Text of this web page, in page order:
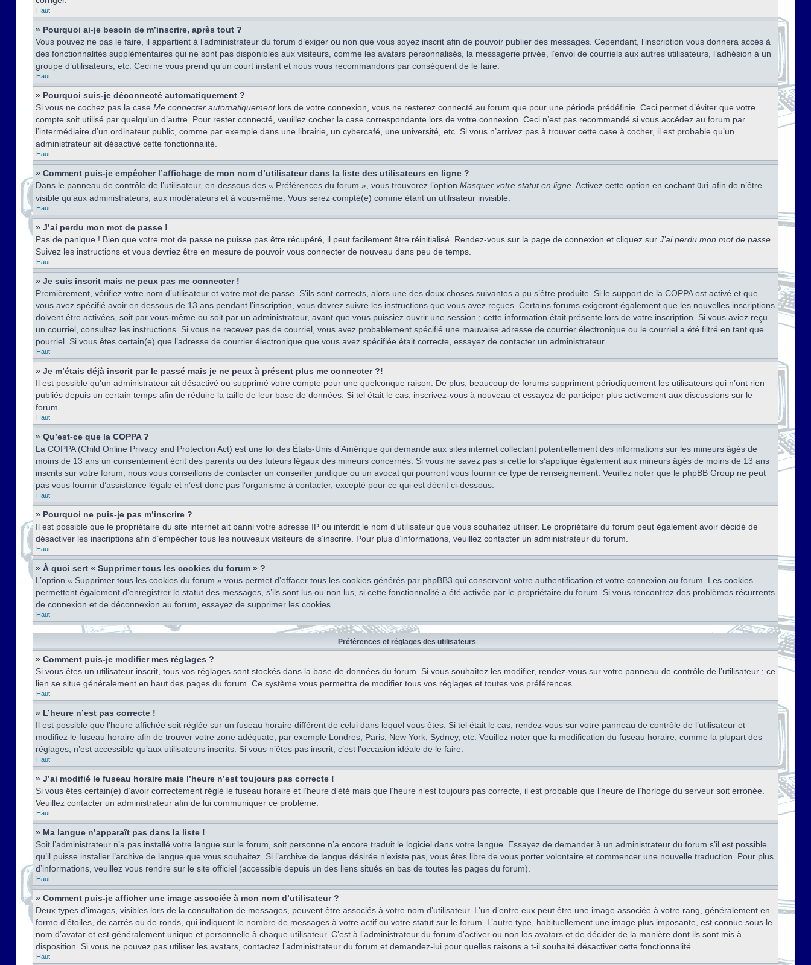
Haut
» Pourquoi ai-je besoin de m’inscrire, après tout ?
Vous pouvez ne pas le faire, il appartient à l’administrateur du forum d’exiger ou non que vous soyez inscrit afin de pouvoir publier des messages. Cependant, l’inscription vous donnera accès à
des fonctionnalités supplémentaires qui ne sont pas disponibles aux visiteurs, comme les avatars personnalisés, la messagerie privée, l’envoi de courriels aux autres utilisateurs, l’adhésion à un
groupe d’utilisateurs, etc. Ceci ne vous prend qu’un court instant et nous vous recommandons par conséquent de le faire.
Haut
» Pourquoi suis-je déconnecté automatiquement ?
Si vous ne cochez pas la case Me connecter automatiquementlors de votre connexion, vous ne resterez connecté au forum que pour une période prédéfinie. Ceci permet d’éviter que votre
compte soit utilisé par quelqu’un d’autre. Pour rester connecté, veuillez cocher la case correspondante lors de votre connexion. Ceci n’est pas recommandé si vous accédez au forum par
l’intermédiaire d’un ordinateur public, comme par exemple dans une librairie, un cybercafé, une université, etc. Si vous n’arrivez pas à trouver cette case à cocher, il est probable qu’un
administrateur ait désactivé cette fonctionnalité.
Haut
» Comment puis-je empêcher l’affichage de mon nom d’utilisateur dans la liste des utilisateurs en ligne ?
Dans le panneau de contrôle de l’utilisateur, en-dessous des « Préférences du forum », vous trouverez l’option Masquer votre statut en ligne . Activez cette option en cochant Oui afin de n’être
visible qu’aux administrateurs, aux modérateurs et à vous-même. Vous serez compté(e) comme étant un utilisateur invisible.
Haut
» J’ai perdu mon mot de passe !
Pas de panique ! Bien que votre mot de passe ne puisse pas être récupéré, il peut facilement être réinitialisé. Rendez-vous sur la page de connexion et cliquez sur J’ai perdu mon mot de passe
Suivez les instructions et vous devriez être en mesure de pouvoir vous connecter de nouveau dans peu de temps.
Haut
» Je suis inscrit mais ne peux pas me connecter !
Premièrement, vérifiez votre nom d’utilisateur et votre mot de passe. S’ils sont corrects, alors une des deux choses suivantes a pu s’être produite. Si le support de la COPPA est activé et que
vous avez spécifié avoir en dessous de 13 ans pendant l’inscription, vous devrez suivre les instructions que vous avez reçues. Certains forums exigeront également que les nouvelles inscriptions
doivent être activées, soit par vous-même ou soit par un administrateur, avant que vous puissiez ouvrir une session ; cette information était présente lors de votre inscription. Si vous aviez reçu
un courriel, consultez les instructions. Si vous ne recevez pas de courriel, vous avez probablement spécifié une mauvaise adresse de courrier électronique ou le courriel a été filtré en tant que
pourriel. Si vous êtes certain(e) que l’adresse de courrier électronique que vous avez spécifiée était correcte, essayez de contacter un administrateur.
Haut
» Je m’étais déjà inscrit par le passé mais je ne peux à présent plus me connecter ?!
Il est possible qu’un administrateur ait désactivé ou supprimé votre compte pour une quelconque raison. De plus, beaucoup de forums suppriment périodiquement les utilisateurs qui n’ont rien
publiés depuis un certain temps afin de réduire la taille de leur base de données. Si tel était le cas, inscrivez-vous à nouveau et essayez de participer plus activement aux discussions sur le
forum.
Haut
» Qu’est-ce que la COPPA ?
La COPPA (Child Online Privacy and Protection Act) est une loi des États-Unis d’Amérique qui demande aux sites internet collectant potentiellement des informations sur les mineurs âgés de
moins de 13 ans un consentement écrit des parents ou des tuteurs légaux des mineurs concernés. Si vous ne savez pas si cette loi s’applique également aux mineurs âgés de moins de 13 ans
inscrits sur votre forum, nous vous conseillons de contacter un conseiller juridique ou un avocat qui pourront vous fournir ce type de renseignement. Veuillez noter que le phpBB Group ne peut
pas vous fournir d’assistance légale et n’est donc pas l’organisme à contacter, excepté pour ce qui est décrit ci-dessous.
Haut
» Pourquoi ne puis-je pas m’inscrire ?
Il est possible que le propriétaire du site internet ait banni votre adresse IP ou interdit le nom d’utilisateur que vous souhaitez utiliser. Le propriétaire du forum peut également avoir décidé de
désactiver les inscriptions afin d’empêcher tous les nouveaux visiteurs de s’inscrire. Pour plus d’informations, veuillez contacter un administrateur du forum.
Haut
» À quoi sert « Supprimer tous les cookies du forum » ?
L’option « Supprimer tous les cookies du forum » vous permet d’effacer tous les cookies générés par phpBB3 qui conservent votre authentification et votre connexion au forum. Les cookies
permettent également d’enregistrer le statut des messages, s’ils sont lus ou non lus, si cette fonctionnalité a été activée par le propriétaire du forum. Si vous rencontrez des problèmes récurrents
de connexion et de déconnexion au forum, essayez de supprimer les cookies.
Haut
Préférences et réglages des utilisateurs
» Comment puis-je modifier mes réglages ?
Si vous êtes un utilisateur inscrit, tous vos réglages sont stockés dans la base de données du forum. Si vous souhaitez les modifier, rendez-vous sur votre panneau de contrôle de l’utilisateur ; ce
lien se situe généralement en haut des pages du forum. Ce système vous permettra de modifier tous vos réglages et toutes vos préférences.
Haut
» L’heure n’est pas correcte !
Il est possible que l’heure affichée soit réglée sur un fuseau horaire différent de celui dans lequel vous êtes. Si tel était le cas, rendez-vous sur votre panneau de contrôle de l’utilisateur et
modifiez le fuseau horaire afin de trouver votre zone adéquate, par exemple Londres, Paris, New York, Sydney, etc. Veuillez noter que la modification du fuseau horaire, comme la plupart des
réglages, n’est accessible qu’aux utilisateurs inscrits. Si vous n’êtes pas inscrit, c’est l’occasion idéale de le faire.
Haut
» J’ai modifié le fuseau horaire mais l’heure n’est toujours pas correcte !
Si vous êtes certain(e) d’avoir correctement réglé le fuseau horaire et l’heure d’été mais que l’heure n’est toujours pas correcte, il est probable que l’heure de l’horloge du serveur soit erronée.
Veuillez contacter un administrateur afin de lui communiquer ce problème.
Haut
» Ma langue n’apparaît pas dans la liste !
Soit l’administrateur n’a pas installé votre langue sur le forum, soit personne n’a encore traduit le logiciel dans votre langue. Essayez de demander à un administrateur du forum s’il est possible
qu’il puisse installer l’archive de langue que vous souhaitez. Si l’archive de langue désirée n’existe pas, vous êtes libre de vous porter volontaire et commencer une nouvelle traduction. Pour plus
d’informations, veuillez vous rendre sur le site officiel (accessible depuis un des liens situés en bas de toutes les pages du forum).
Haut
» Comment puis-je afficher une image associée à mon nom d’utilisateur ?
Deux types d’images, visibles lors de la consultation de messages, peuvent être associés à votre nom d’utilisateur. L’un d’entre eux peut être une image associée à votre rang, généralement en
forme d’étoiles, de carrés ou de ronds, qui indiquent le nombre de messages à votre actif ou votre statut sur le forum. L’autre type, habituellement une image plus imposante, est connue sous le
nom d’avatar et est généralement unique et personnelle à chaque utilisateur. C’est à l’administrateur du forum d’activer ou non les avatars et de décider de la manière dont ils sont mis à
disposition. Si vous ne pouvez pas utiliser les avatars, contactez l’administrateur du forum et demandez-lui pour quelles raisons a t-il souhaité désactiver cette fonctionnalité.
Haut